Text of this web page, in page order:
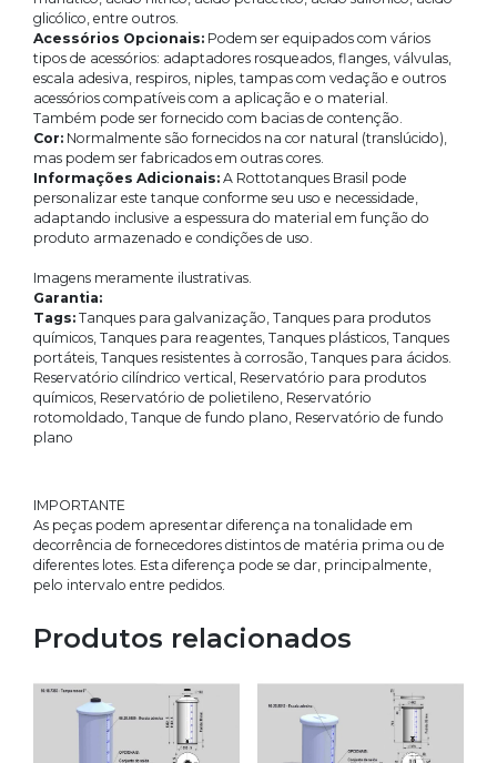
glicólico, entre outros.
Acessórios Opcionais: Podem ser equipados com vários
tipos de acessórios: adaptadores rosqueados, flanges, válvulas,
escala adesiva, respiros, niples, tampas com vedação e outros
acessórios compatíveis com a aplicação e o material.
Também pode ser fornecido com bacias de contenção.
Cor: Normalmente são fornecidos na cor natural (translúcido),
mas podem ser fabricados em outras cores.
Informações Adicionais: A Rottotanques Brasil pode
personalizar este tanque conforme seu uso e necessidade,
adaptando inclusive a espessura do material em função do
produto armazenado e condições de uso.
Imagens meramente ilustrativas.
Garantia:
Tags: Tanques para galvanização, Tanques para produtos
químicos, Tanques para reagentes, Tanques plásticos, Tanques
portáteis, Tanques resistentes à corrosão, Tanques para ácidos.
Reservatório cilíndrico vertical, Reservatório para produtos
químicos, Reservatório de polietileno, Reservatório
rotomoldado, Tanque de fundo plano, Reservatório de fundo
plano
IMPORTANTE
As peças podem apresentar diferença na tonalidade em
decorrência de fornecedores distintos de matéria prima ou de
diferentes lotes. Esta diferença pode se dar, principalmente,
pelo intervalo entre pedidos.
Produtos relacionados